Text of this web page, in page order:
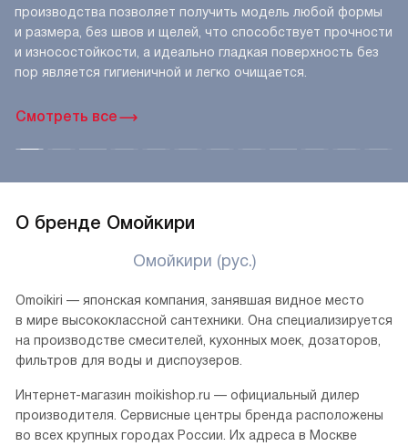
Смотреть все
производства позволяет получить модель любой формы
и размера, без швов и щелей, что способствует прочности
и износостойкости, а идеально гладкая поверхность без
пор является гигиеничной и легко очищается.
О бренде Омойкири
Омойкири (рус.)
Omoikiri — японская компания, занявшая видное место
в мире высококлассной сантехники. Она специализируется
на производстве смесителей, кухонных моек, дозаторов,
фильтров для воды и диспоузеров.
Интернет-магазин moikishop.ru — официальный дилер
производителя. Сервисные центры бренда расположены
во всех крупных городах России. Их адреса в Москве